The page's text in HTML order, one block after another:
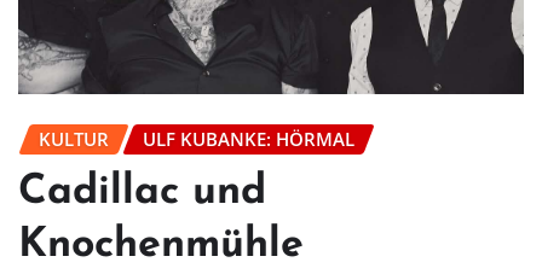
KULTUR ULF KUBANKE: HÖRMAL
Cadillac und
Knochenmühle